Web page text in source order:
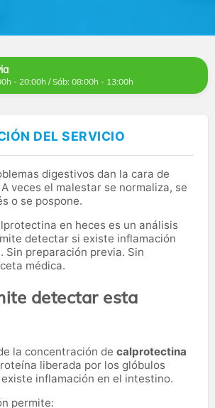
- 20:00h / Sáb: 08:00h - 13:00h
DEL SERVICIO
digestivos dan la cara de
veces el malestar se normaliza, se
o se pospone.
en heces es un análisis
detectar si existe inflamación
Sin preparación previa. Sin
médica.
detectar esta
la concentración de calprotectina
liberada por los glóbulos
inflamación en el intestino.
permite: